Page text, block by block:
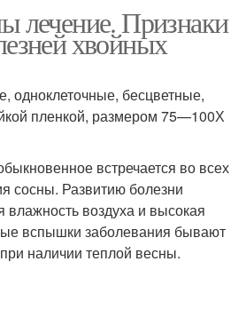
лечение. Признаки
хвойных
одноклеточные, бесцветные,
пленкой, размером 75—100Х
встречается во всех
сосны. Развитию болезни
влажность воздуха и высокая
вспышки заболевания бывают
наличии теплой весны.